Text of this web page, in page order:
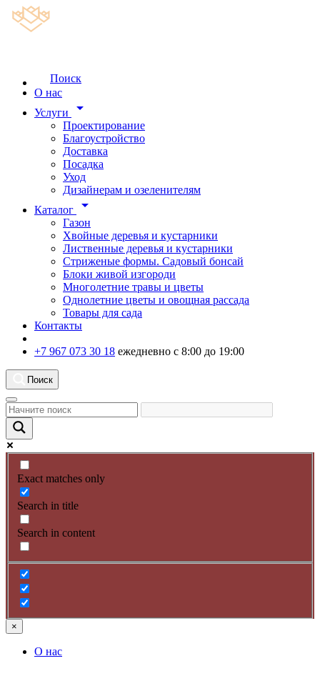
Поиск
О нас
Услуги
arrow_drop_down
Проектирование
Благоустройство
Доставка
Посадка
Уход
Дизайнерам и озеленителям
Каталог
arrow_drop_down
Газон
Хвойные деревья и кустарники
Лиственные деревья и кустарники
Стриженые формы. Садовый бонсай
Блоки живой изгороди
Многолетние травы и цветы
Однолетние цветы и овощная рассада
Товары для сада
Контакты
+7 967 073 30 18 ежедневно с 8:00 до 19:00
Поиск
Exact matches only
Search in title
Search in content
×
О нас